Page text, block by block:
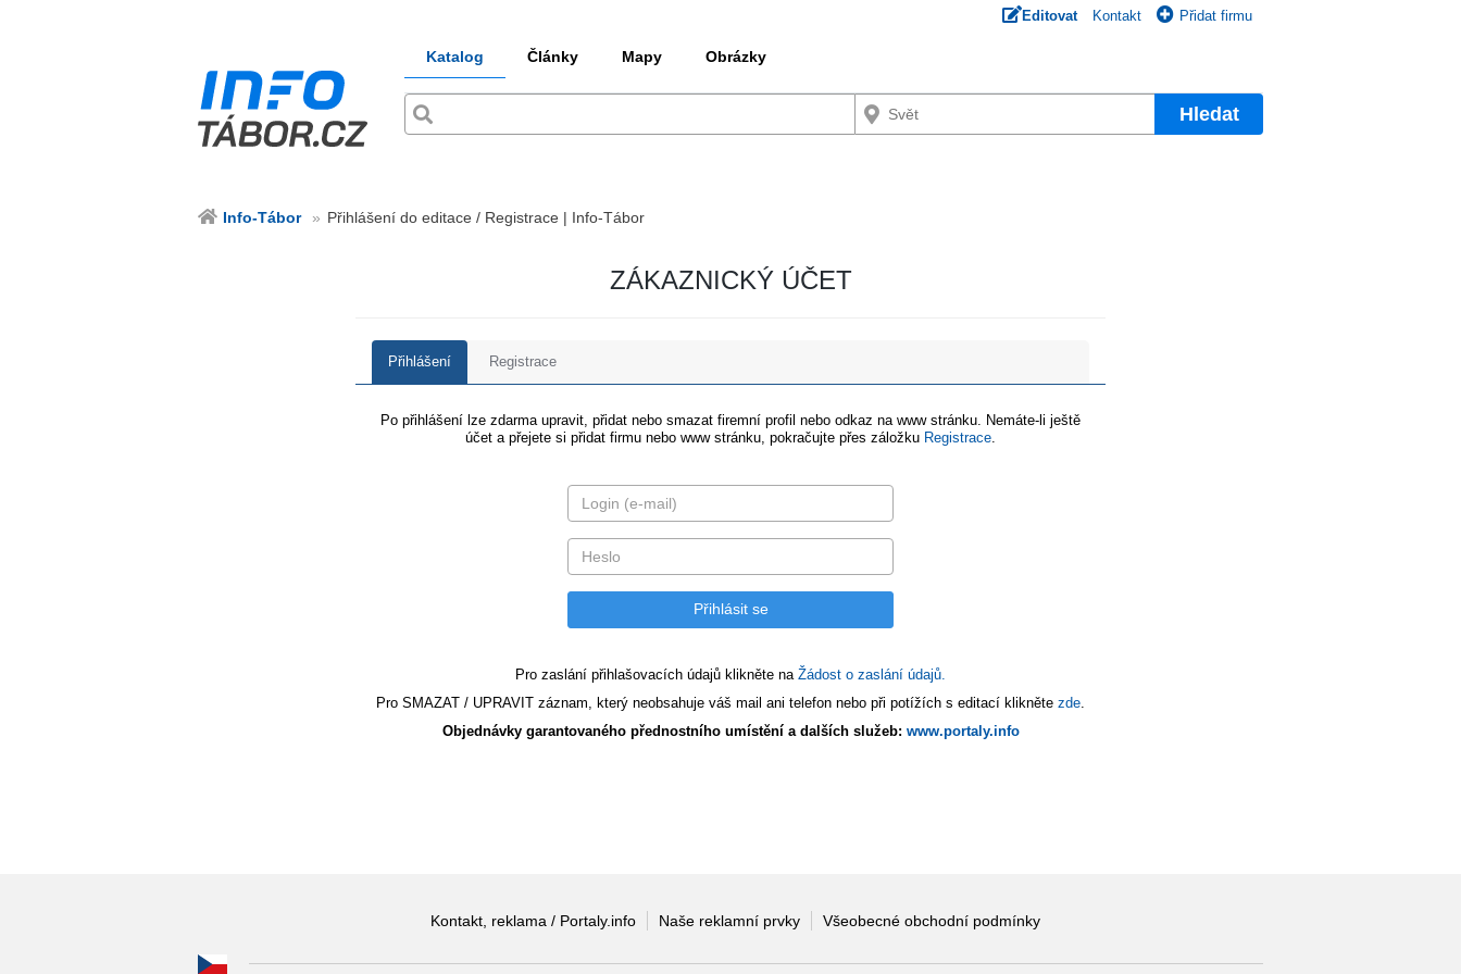
Editovat Kontakt Přidat firmu
Katalog Články Mapy Obrázky
Hledat
Info-Tábor Přihlášení do editace / Registrace | Info-Tábor
ZÁKAZNICKÝ ÚČET
Přihlášení Registrace
Po přihlášení lze zdarma upravit, přidat nebo smazat firemní profil nebo odkaz na www stránku. Nemáte-li ještě
účet a přejete si přidat firmu nebo www stránku, pokračujte přes záložku Registrace
Pro zaslání přihlašovacích údajů klikněte na Žádost o zaslání údajů.
Pro SMAZAT / UPRAVIT záznam, který neobsahuje váš mail ani telefon nebo při potížích s editací klikněte zde
Objednávky garantovaného přednostního umístění a dalších služeb: www.portaly.info
Kontakt, reklama / Portaly.info Naše reklamní prvky Všeobecné obchodní podmínky